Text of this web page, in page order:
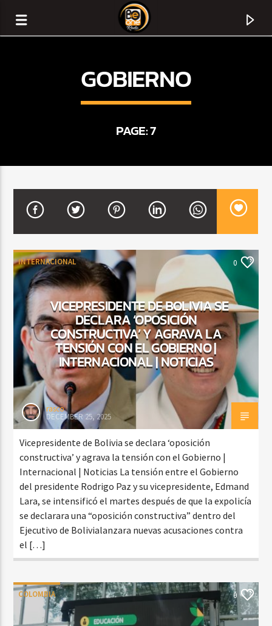
TITLE
ARTIST
CURRENT SHOW
MEZCLA TROPICAL Y SALSA
1:00 PM 3:00 PM
Beone Radio
GOBIERNO
PAGE: 7
INTERNACIONAL 0
VICEPRESIDENTE DE BOLIVIA SE
DECLARA ‘OPOSICIÓN
CONSTRUCTIVA’ Y AGRAVA LA
TENSIÓN CON EL GOBIERNO |
INTERNACIONAL | NOTICIAS
rasco
DECEMBER 25, 2025
Vicepresidente de Bolivia se declara ‘oposición
constructiva’ y agrava la tensión con el Gobierno |
Internacional | Noticias La tensión entre el Gobierno
del presidente Rodrigo Paz y su vicepresidente, Edmand
Lara, se intensificó el martes después de que la expolicía
se declarara una “oposición constructiva” dentro del
Ejecutivo de Bolivialanzara nuevas acusaciones contra
el […]
COLOMBIA 0